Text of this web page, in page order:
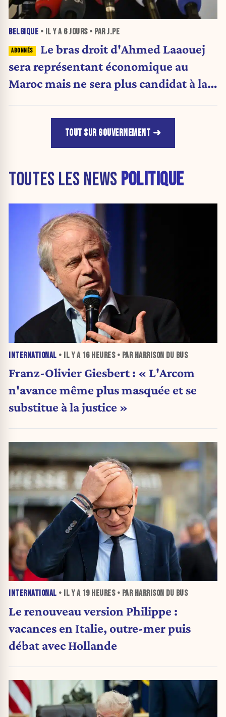
BELGIQUE • IL Y A 6 JOURS• PAR J.PE
Le bras droit d'Ahmed Laaouej
sera représentant économique au
Maroc mais ne sera plus candidat à la
TOUT SUR GOUVERNEMENT
TOUTES LES NEWS POLITIQUE
INTERNATIONAL • IL Y A 16 HEURES• PAR HARRISON DU BUS
Franz-Olivier Giesbert : « L'Arcom
n'avance même plus masquée et se
substitue à la justice »
INTERNATIONAL • IL Y A 19 HEURES• PAR HARRISON DU BUS
Le renouveau version Philippe :
vacances en Italie, outre-mer puis
débat avec Hollande